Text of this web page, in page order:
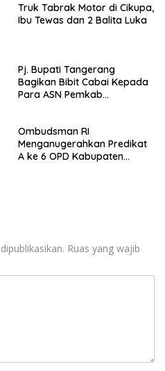
Truk Tabrak Motor di Cikupa,
Ibu Tewas dan 2 Balita Luka
Pj. Bupati Tangerang
Bagikan Bibit Cabai Kepada
Para ASN Pemkab
Ombudsman RI
Menganugerahkan Predikat
A ke 6 OPD Kabupaten
Ruas yang wajib